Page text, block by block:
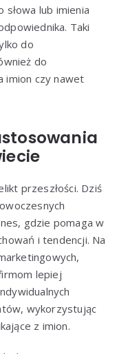
lub imienia
Taki
do
do
imion czy nawet
przeszłości. Dziś
gdzie pomaga w
i tendencji. Na
lepiej
wykorzystując
z imion.